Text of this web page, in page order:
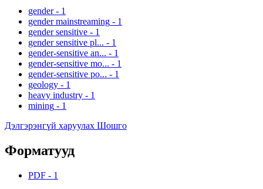
gender - 1
gender mainstreaming - 1
gender sensitive - 1
gender sensitive pl... - 1
gender-sensitive an... - 1
gender-sensitive mo... - 1
gender-sensitive po... - 1
geology - 1
heavy industry - 1
mining - 1
Дэлгэрэнгүй харуулах Шошго
Форматууд
PDF - 1